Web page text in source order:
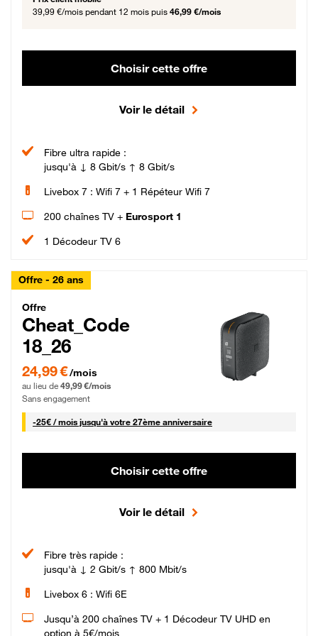
39,99 €/mois pendant 12 mois puis 46,99 €/mois
Choisir cette offre
Voir le détail
Fibre ultra rapide :
jusqu'à ↓ 8 Gbit/s ↑ 8 Gbit/s
Livebox 7 : Wifi 7 + 1 Répéteur Wifi 7
200 chaînes TV + Eurosport 1
1 Décodeur TV 6
Offre - 26 ans
Cheat_Code Fibre_18_26
Offre
Cheat_Code
18_26
24,99 € par mois pendant 0 mois puis 49,99 € par mois, Sans engagement
24,99 €/mois
au lieu de 49,99 €/mois
Sans engagement
-25€ / mois25 € par mois
jusqu'à votre 27ème anniversaire
Choisir cette offre
Voir le détail
Fibre très rapide :
jusqu'à ↓ 2 Gbit/s ↑ 800 Mbit/s
Livebox 6 : Wifi 6E
Jusqu’à 200 chaînes TV + 1 Décodeur TV UHD en
option à 5€/mois